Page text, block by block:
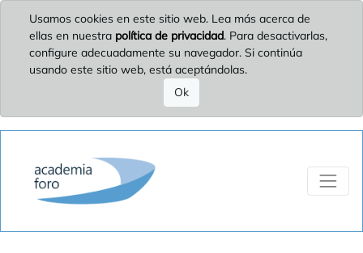
Usamos cookies en este sitio web. Lea más acerca de
ellas en nuestra política de privacidad. Para desactivarlas,
configure adecuadamente su navegador. Si continúa
usando este sitio web, está aceptándolas.
Ok